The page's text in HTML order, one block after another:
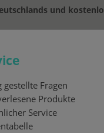
und
gestellte Fragen
Produkte
Service